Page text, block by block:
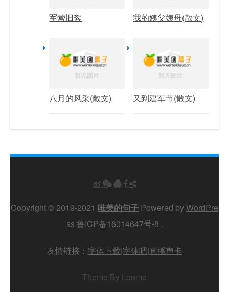
军营旧絮 我的姨父姨母(散文)
八月的风采(散文) 又到建军节(散文)
Copyright © 2019-2021 唯美的句子 Powered byWordPre
ss 鲁ICP备16014647号-8 .
友情链接： 字体下载|字体吧|直播声卡
Theme By Loome